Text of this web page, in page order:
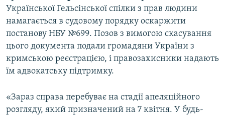
Української Гельсінської спілки з прав людини
намагається в судовому порядку оскаржити
постанову НБУ №699. Позов з вимогою скасування
цього документа подали громадяни України з
кримською реєстрацією, і правозахисники надають
їм адвокатську підтримку.
«Зараз справа перебуває на стадії апеляційного
розгляду, який призначений на 7 квітня. У будь-